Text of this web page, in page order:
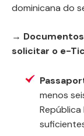
dominicana do
→
solicitar o e-
menos